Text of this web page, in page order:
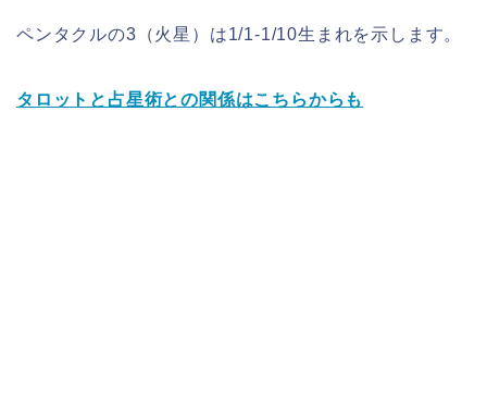
ペンタクルの3（火星）は1/1-1/10生まれを示します。
タロットと占星術との関係はこちらからも